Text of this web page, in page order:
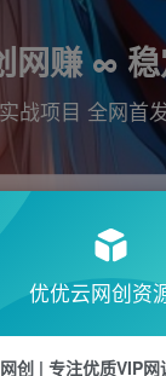
网赚 ∞
战项目 全网首
直播 电商
优优云网创资
创 | 专注优质VIP网